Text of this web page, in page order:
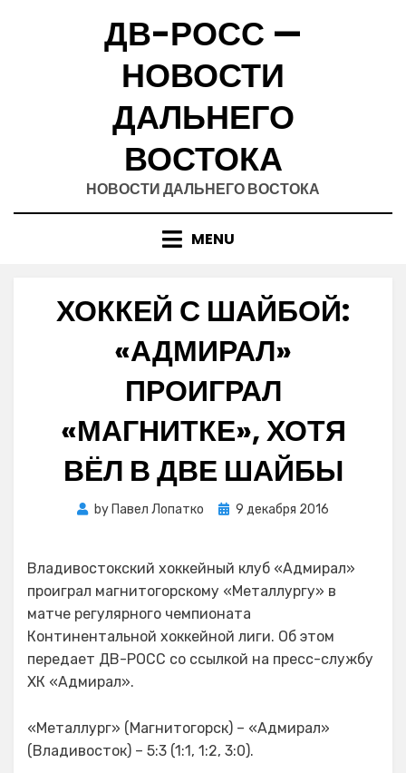
ДВ-РОСС —
НОВОСТИ
ДАЛЬНЕГО
ВОСТОКА
НОВОСТИ ДАЛЬНЕГО ВОСТОКА
MENU
ХОККЕЙ С ШАЙБОЙ:
«АДМИРАЛ»
ПРОИГРАЛ
«МАГНИТКЕ», ХОТЯ
ВЁЛ В ДВЕ ШАЙБЫ
by Павел Лопатко
Posted
9 декабря 2016
Владивостокский хоккейный клуб «Адмирал»
проиграл магнитогорскому «Металлургу» в
матче регулярного чемпионата
Континентальной хоккейной лиги. Об этом
передает ДВ-РОСС со ссылкой на пресс-службу
ХК «Адмирал».
«Металлург» (Магнитогорск) – «Адмирал»
(Владивосток) – 5:3 (1:1, 1:2, 3:0).